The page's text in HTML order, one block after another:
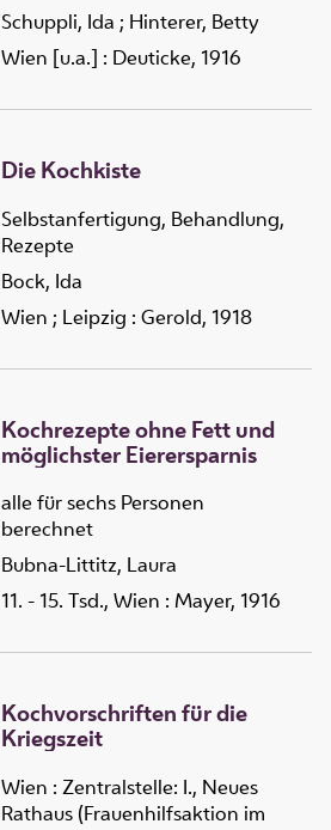
Schuppli, Ida ; Hinterer, Betty
Wien [u.a.] : Deuticke, 1916
Die Kochkiste
Selbstanfertigung, Behandlung,
Rezepte
Bock, Ida
Wien ; Leipzig : Gerold, 1918
Kochrezepte ohne Fett und
möglichster Eierersparnis
alle für sechs Personen
berechnet
Bubna-Littitz, Laura
11. - 15. Tsd., Wien : Mayer, 1916
Kochvorschriften für die
Kriegszeit
Wien : Zentralstelle: I., Neues
Rathaus (Frauenhilfsaktion im